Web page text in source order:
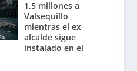
1,5 millones a
Valsequillo
mientras el ex
alcalde sigue
instalado en el